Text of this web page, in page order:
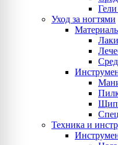
Уход за ногтями
Техника и